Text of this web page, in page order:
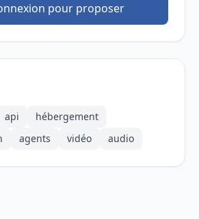
pour proposer
api
hébergement
agents vidéo audio